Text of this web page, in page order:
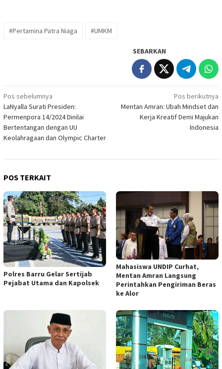
#Pertamina Patra Niaga #UMKM
SEBARKAN
Navigasi
pos
Pos sebelumnya
LaNyalla Surati Presiden:
Permenpora 14/2024 Dinilai
Bertentangan dengan UU
Keolahragaan dan Olympic Charter
Pos berikutnya
Mentan Amran: Ubah Mindset dan
Kerja Kreatif Demi Majukan
Indonesia
POS TERKAIT
Polres Barru Gelar Sertijab
Pejabat Utama dan Kapolsek
Mahasiswa UNDIP Curhat,
Mentan Amran Langsung
Perintahkan Pengiriman Beras
ke Alor